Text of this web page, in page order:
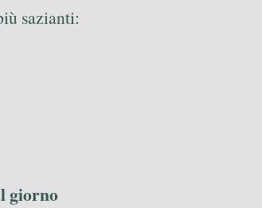
sazianti:
giorno